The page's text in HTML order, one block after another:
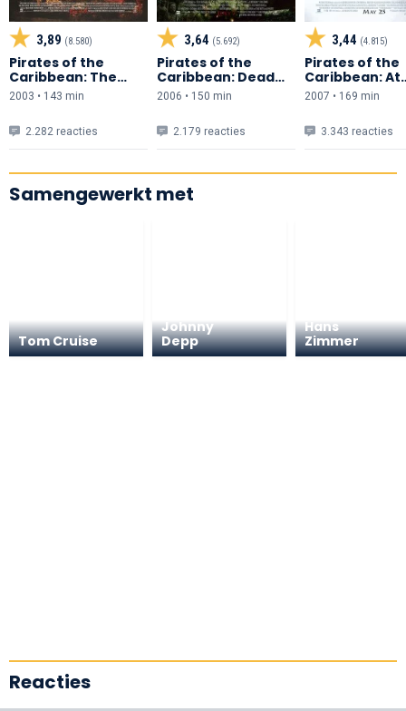
3,89 (8.580)
Pirates of the
Caribbean: The
Curse of the Black
Pearl
2003 • 143 min
2.282 reacties
3,64 (5.692)
Pirates of the
Caribbean: Dead
Man's Chest
2006 • 150 min
2.179 reacties
3,44 (4.815)
Pirates of the
Caribbean: At
World's End
2007 • 169 min
3.343 reacties
Samengewerkt met
Tom Cruise
Johnny
Depp
Hans
Zimmer
Reacties